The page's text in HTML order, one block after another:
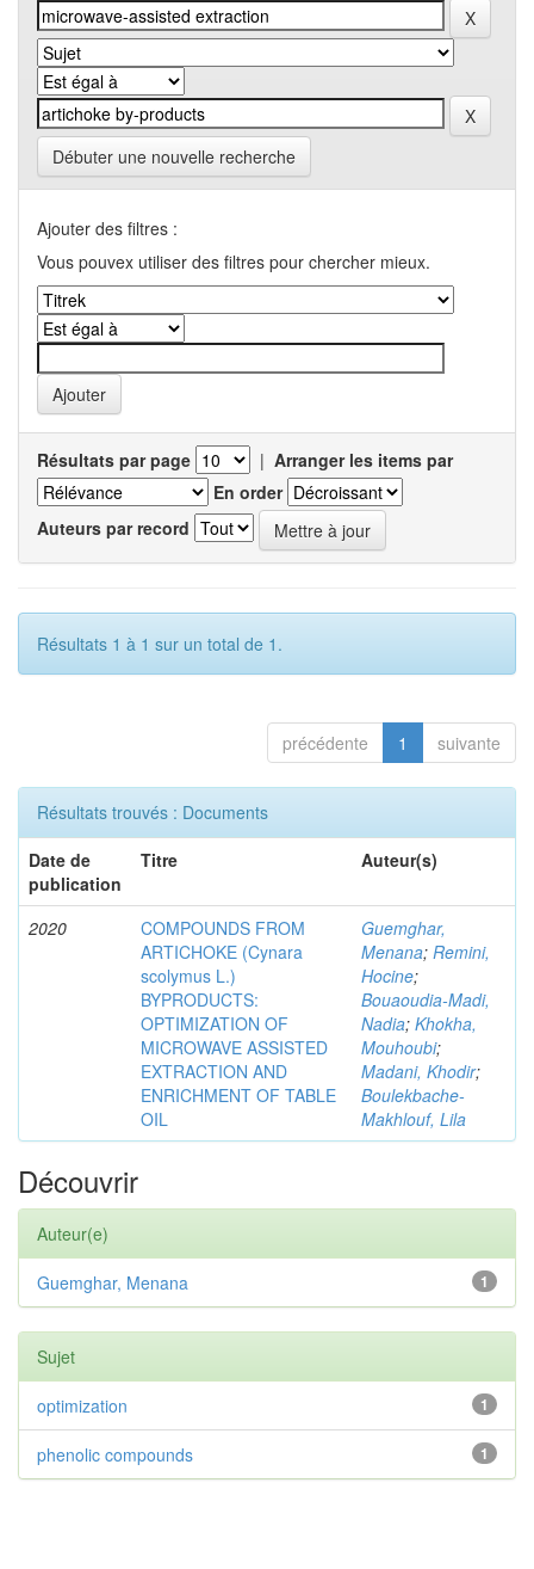
Débuter une nouvelle recherche
Ajouter des filtres :
Vous pouvex utiliser des filtres pour chercher mieux.
Résultats par page | Arranger les items par
En order
Auteurs par record
Résultats 1 à 1 sur un total de 1.
précédente 1 suivante
Résultats trouvés : Documents
Date de
publication
Titre Auteur(s)
2020
COMPOUNDS FROM
ARTICHOKE (Cynara
scolymus L.)
BYPRODUCTS:
OPTIMIZATION OF
MICROWAVE ASSISTED
EXTRACTION AND
ENRICHMENT OF TABLE
OIL
Guemghar,
Menana; Remini,
Hocine;
Bouaoudia-Madi,
Nadia; Khokha,
Mouhoubi;
Madani, Khodir;
Boulekbache-
Makhlouf, Lila
Découvrir
Auteur(e)
1
Guemghar, Menana
Sujet
1
optimization
1
phenolic compounds